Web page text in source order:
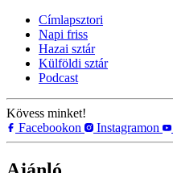
Címlapsztori
Napi friss
Hazai sztár
Külföldi sztár
Podcast
Kövess minket!
Facebookon
Instagramon